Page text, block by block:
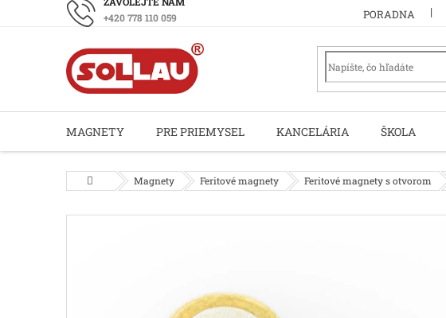
+420 778 110 059 PORADNA
MAGNETY PRE PRIEMYSEL KANCELÁRIA ŠKOLA
DomovMagnety Feritové magnety Feritové magnety s otvorom